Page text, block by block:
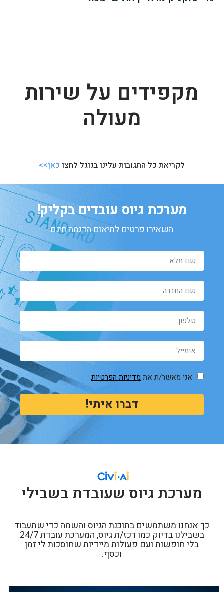
מקפידים על שירות
מעולה
לקריאת כל התגובות עלינו בגוגל לחצו כאן>>
מערכת גיוס עובדים בקליק!
השאירו פרטים לתיאום הדגמה חינם
אני מאשר/ת את מדיניות הפרטיות
דברו איתי!
מערכת גיוס שעובדת בשבילי
כך אנחנו משתמשים בתוכנת הגיוס והשמה כדי שתעבוד
בשבילנו בדיוק כמו רכז/ת גיוס, המערכת עובדת 24/7
בלי חופשות ועם פעולות מיידיות שחוסכות לי זמן
וכסף.